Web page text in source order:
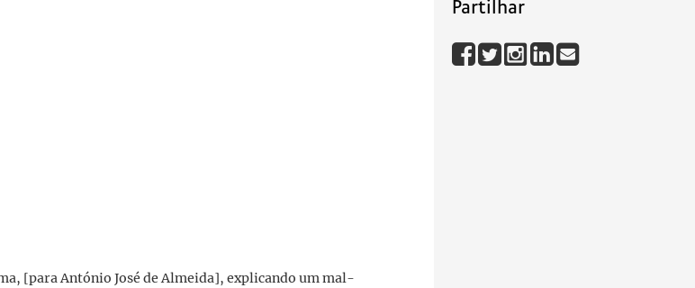
Partilhar
[para António José de Almeida], explicando um mal-